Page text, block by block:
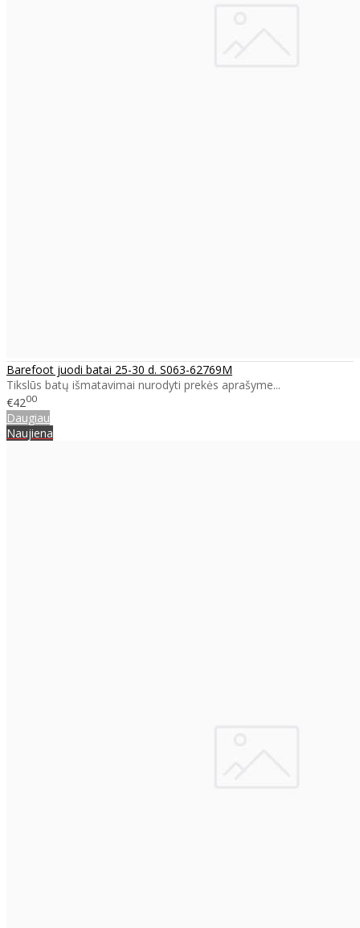
Barefoot juodi batai 25-30 d. S063-62769M
Tikslūs batų išmatavimai nurodyti prekės aprašyme...
€4200
Daugiau
Naujiena